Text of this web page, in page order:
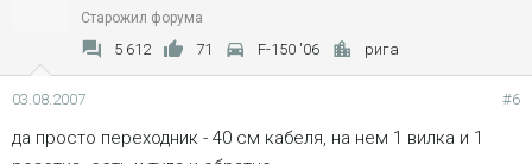
Старожил форума
5 612 71 F-150 '06 рига
03.08.2007 #6
да просто переходник - 40 см кабеля, на нем 1 вилка и 1